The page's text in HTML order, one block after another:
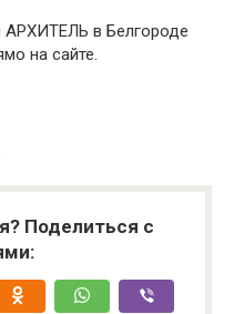
АРХИТЕЛЬ в Белгороде
на сайте.
Поделиться с